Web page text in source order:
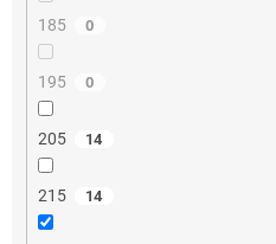
185 0
195 0
205 14
215 14